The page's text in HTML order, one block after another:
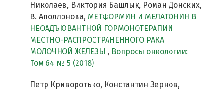
Николаев, Виктория Башлык, Роман Донских,
В. Аполлонова, МЕТФОРМИН И МЕЛАТОНИН В
НЕОАДЪЮВАНТНОЙ ГОРМОНОТЕРАПИИ
МЕСТНО-РАСПРОСТРАНЕННОГО РАКА
МОЛОЧНОЙ ЖЕЛЕЗЫ , Вопросы онкологии:
Том 64 № 5 (2018)
Петр Криворотько, Константин Зернов,